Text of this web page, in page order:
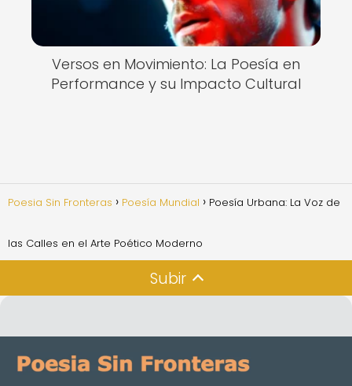
Versos en Movimiento: La Poesía en
Performance y su Impacto Cultural
Poesia Sin Fronteras Poesía Mundial Poesía Urbana: La Voz de
las Calles en el Arte Poético Moderno
Subir